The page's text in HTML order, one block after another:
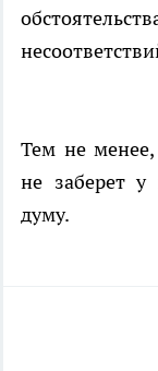
Тем не
не заберет у
думу.